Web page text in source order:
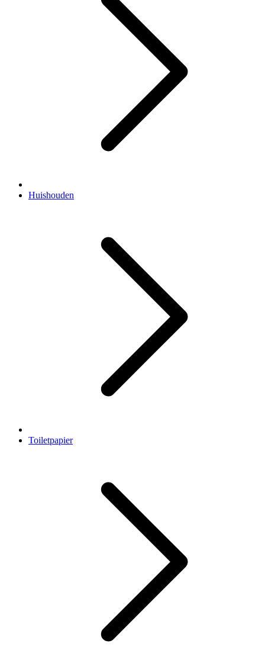
Huishouden
Toiletpapier